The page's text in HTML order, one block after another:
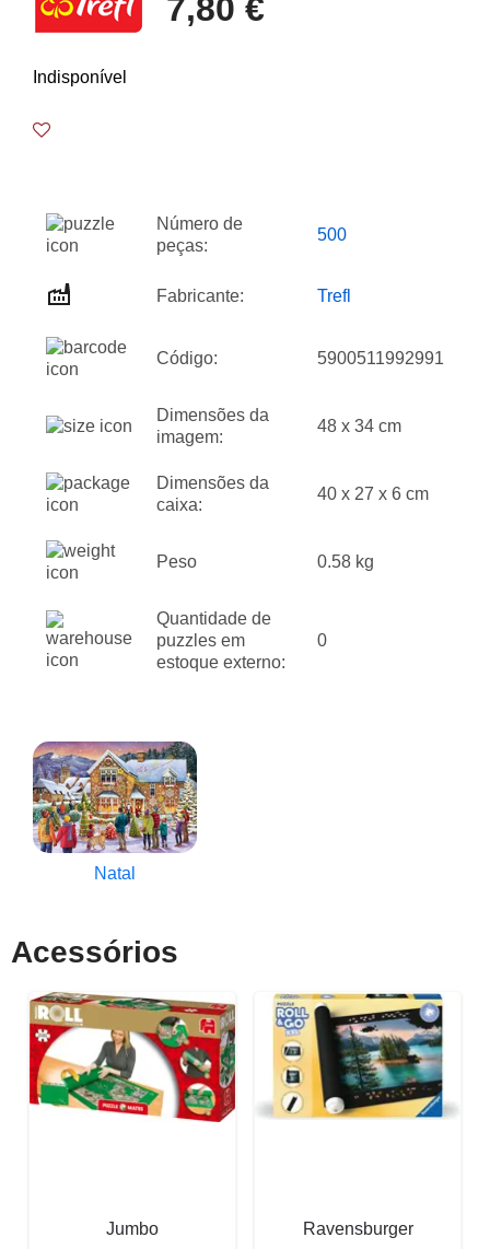
7,80 €
Indisponível
Número de
peças:
500
Fabricante: Trefl
Código: 5900511992991
Dimensões da
imagem:
48 x 34 cm
Dimensões da
caixa:
40 x 27 x 6 cm
Peso 0.58 kg
Quantidade de
puzzles em
estoque externo:
0
Natal
Acessórios
Jumbo
Ravensburger